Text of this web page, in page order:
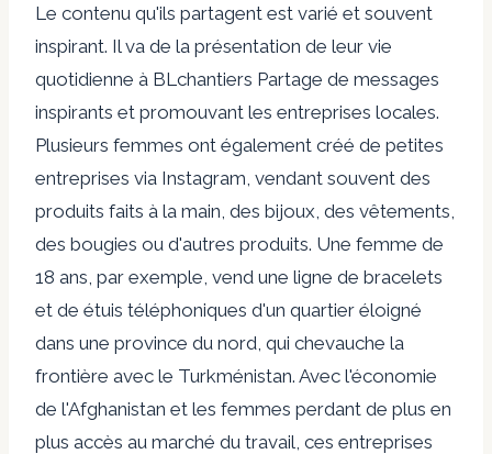
Le contenu qu'ils partagent est varié et souvent
inspirant. Il va de la présentation de leur vie
quotidienne à BL chantiers Partage de messages
inspirants et promouvant les entreprises locales.
Plusieurs femmes ont également créé de petites
entreprises via Instagram, vendant souvent des
produits faits à la main, des bijoux, des vêtements,
des bougies ou d'autres produits. Une femme de
18 ans, par exemple, vend une ligne de bracelets
et de étuis téléphoniques d'un quartier éloigné
dans une province du nord, qui chevauche la
frontière avec le Turkménistan. Avec l'économie
de l'Afghanistan et les femmes perdant de plus en
plus accès au marché du travail, ces entreprises